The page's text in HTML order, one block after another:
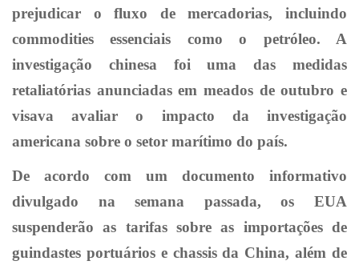
prejudicar o fluxo de mercadorias, incluindo
commodities essenciais como o petróleo. A
investigação chinesa foi uma das medidas
retaliatórias anunciadas em meados de outubro e
visava avaliar o impacto da investigação
americana sobre o setor marítimo do país.
De acordo com um documento informativo
divulgado na semana passada, os EUA
suspenderão as tarifas sobre as importações de
guindastes portuários e chassis da China, além de